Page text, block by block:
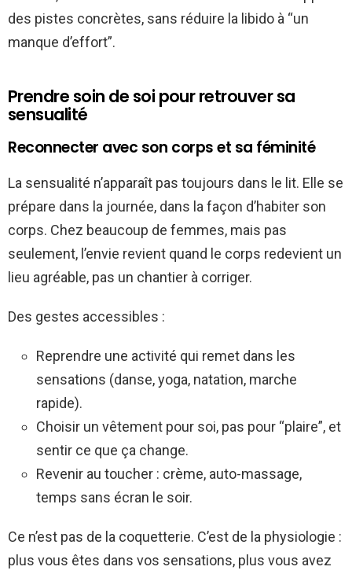
des pistes concrètes, sans réduire la libido à “un
manque d’effort”.
Prendre soin de soi pour retrouver sa
sensualité
Reconnecter avec son corps et sa féminité
La sensualité n’apparaît pas toujours dans le lit. Elle se
prépare dans la journée, dans la façon d’habiter son
corps. Chez beaucoup de femmes, mais pas
seulement, l’envie revient quand le corps redevient un
lieu agréable, pas un chantier à corriger.
Des gestes accessibles :
Reprendre une activité qui remet dans les
sensations (danse, yoga, natation, marche
rapide).
Choisir un vêtement pour soi, pas pour “plaire”, et
sentir ce que ça change.
Revenir au toucher : crème, auto-massage,
temps sans écran le soir.
Ce n’est pas de la coquetterie. C’est de la physiologie :
plus vous êtes dans vos sensations, plus vous avez